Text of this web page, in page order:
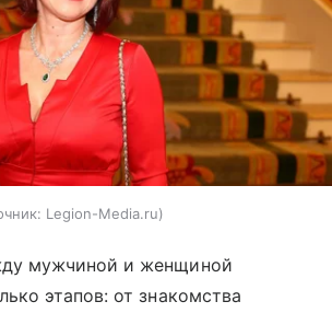
Legion-Media.ru
мужчиной и женщиной
этапов: от знакомства